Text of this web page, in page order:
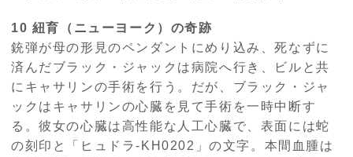
10 紐育（ニューヨーク）の奇跡
銃弾が母の形見のペンダントにめり込み、死なずに
済んだブラック・ジャックは病院へ行き、ビルと共
にキャサリンの手術を行う。だが、ブラック・ジャ
ックはキャサリンの心臓を見て手術を一時中断す
る。彼女の心臓は高性能な人工心臓で、表面には蛇
の刻印と「ヒュドラ-KH0202」の文字。本間血腫は